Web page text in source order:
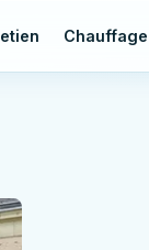
Chauffage